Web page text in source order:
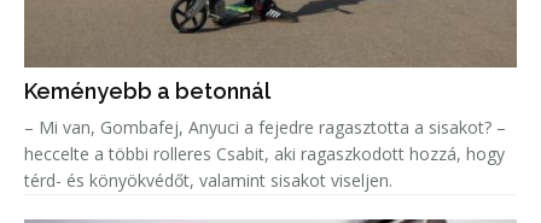
Keményebb a betonnál
– Mi van, Gombafej, Anyuci a fejedre ragasztotta a sisakot? –
heccelte a többi rolleres Csabit, aki ragaszkodott hozzá, hogy
térd- és könyökvédőt, valamint sisakot viseljen.